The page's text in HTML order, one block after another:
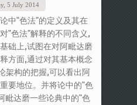
5 July 2014
中“色法”的定义及其在
“色法”解释的不同含义,
础上,试图在对阿毗达磨
方面,通过对其基本概念
架构的把握,可以看出阿
要地位。并将论中的“色
毗达磨一些论典中的“色